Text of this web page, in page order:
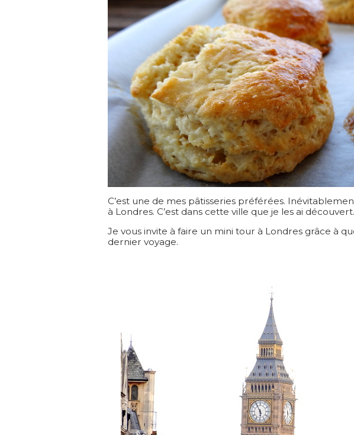
C’est une de mes pâtisseries préférées.
à Londres. C’est dans cette ville que je les ai découvert.
Je vous invite à faire un mini tour à Londres grâce à
dernier voyage.